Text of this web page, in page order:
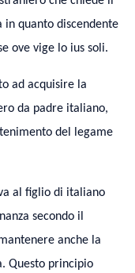
quanto discendente
ove vige lo ius soli.
ad acquisire la
da padre italiano,
del legame
al figlio di italiano
secondo il
anche la
Questo principio